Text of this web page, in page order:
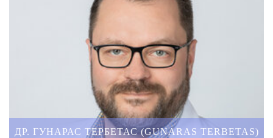
ДР. ГУНАРАС ТЕРБЕТАС (GUNARAS TERBETAS)